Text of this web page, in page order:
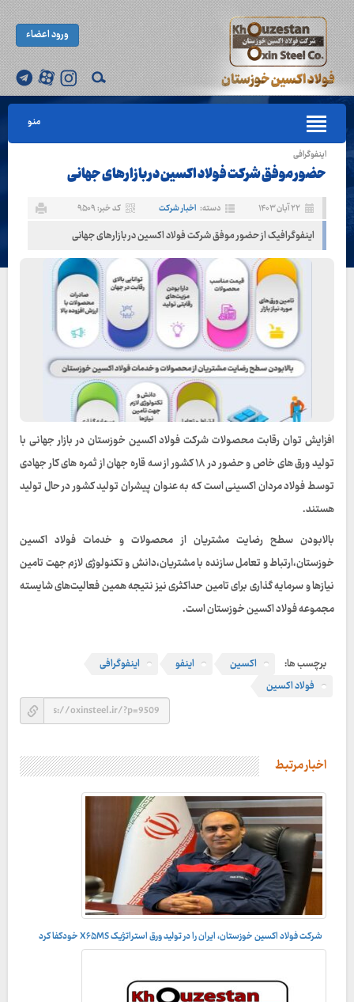
ورود اعضاء
منو
اینفوگرافی
حضور موفق شرکت فولاد اکسین در بازارهای جهانی
۲۲ آبان ۱۴۰۳ دسته: اخبار شرکت کد خبر: ۹۵۰۹
اینفوگرافیک از حضور موفق شرکت فولاد اکسین در بازارهای جهانی
افزایش توان رقابت محصولات شرکت فولاد اکسین خوزستان در بازار جهانی با
تولید ورق های خاص و حضور در ۱۸ کشور از سه قاره جهان از ثمره های کار جهادی
توسط فولاد مردان اکسینی است که به عنوان پیشران تولید کشور در حال تولید
هستند.
بالابودن سطح رضایت مشتریان از محصولات و خدمات فولاد اکسین
خوزستان،ارتباط و تعامل سازنده با مشتریان،دانش و تکنولوژی لازم جهت تامین
نیازها و سرمایه گذاری برای تامین حداکثری نیز نتیجه همین فعالیت‌های شایسته
مجموعه فولاد اکسین خوزستان است.
برچسب ها: اکسین اینفو
اینفوگرافی
فولاد اکسین
اخبار مرتبط
شرکت فولاد اکسین خوزستان، ایران را در تولید ورق استراتژیک X۶۵MS خودکفا کرد